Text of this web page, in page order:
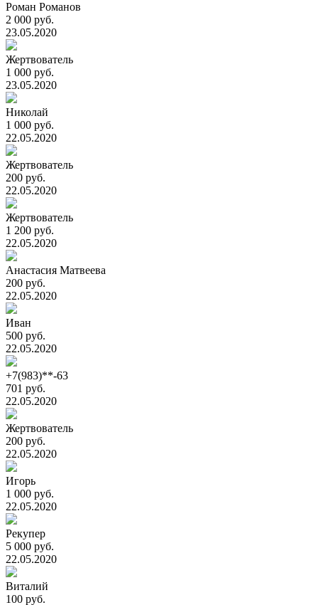
Роман Романов
2 000 руб.
23.05.2020
Жертвователь
1 000 руб.
23.05.2020
Николай
1 000 руб.
22.05.2020
Жертвователь
200 руб.
22.05.2020
Жертвователь
1 200 руб.
22.05.2020
Анастасия Матвеева
200 руб.
22.05.2020
Иван
500 руб.
22.05.2020
+7(983)**-63
701 руб.
22.05.2020
Жертвователь
200 руб.
22.05.2020
Игорь
1 000 руб.
22.05.2020
Рекупер
5 000 руб.
22.05.2020
Виталий
100 руб.